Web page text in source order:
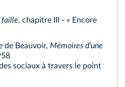
faille, chapitre III - « Encore
de Beauvoir, Mémoires d'une
sociaux à travers le point